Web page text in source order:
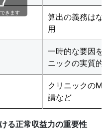
算出の義務はな
用
一時的な要因を
ニックの実質的
クリニックの
請など
きます
る正常収益力の重要性